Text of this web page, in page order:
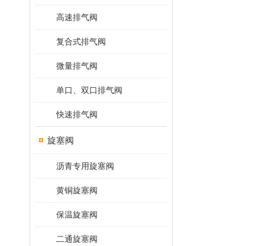
高速排气阀
复合式排气阀
微量排气阀
单口、双口排气阀
快速排气阀
旋塞阀
沥青专用旋塞阀
黄铜旋塞阀
保温旋塞阀
二通旋塞阀